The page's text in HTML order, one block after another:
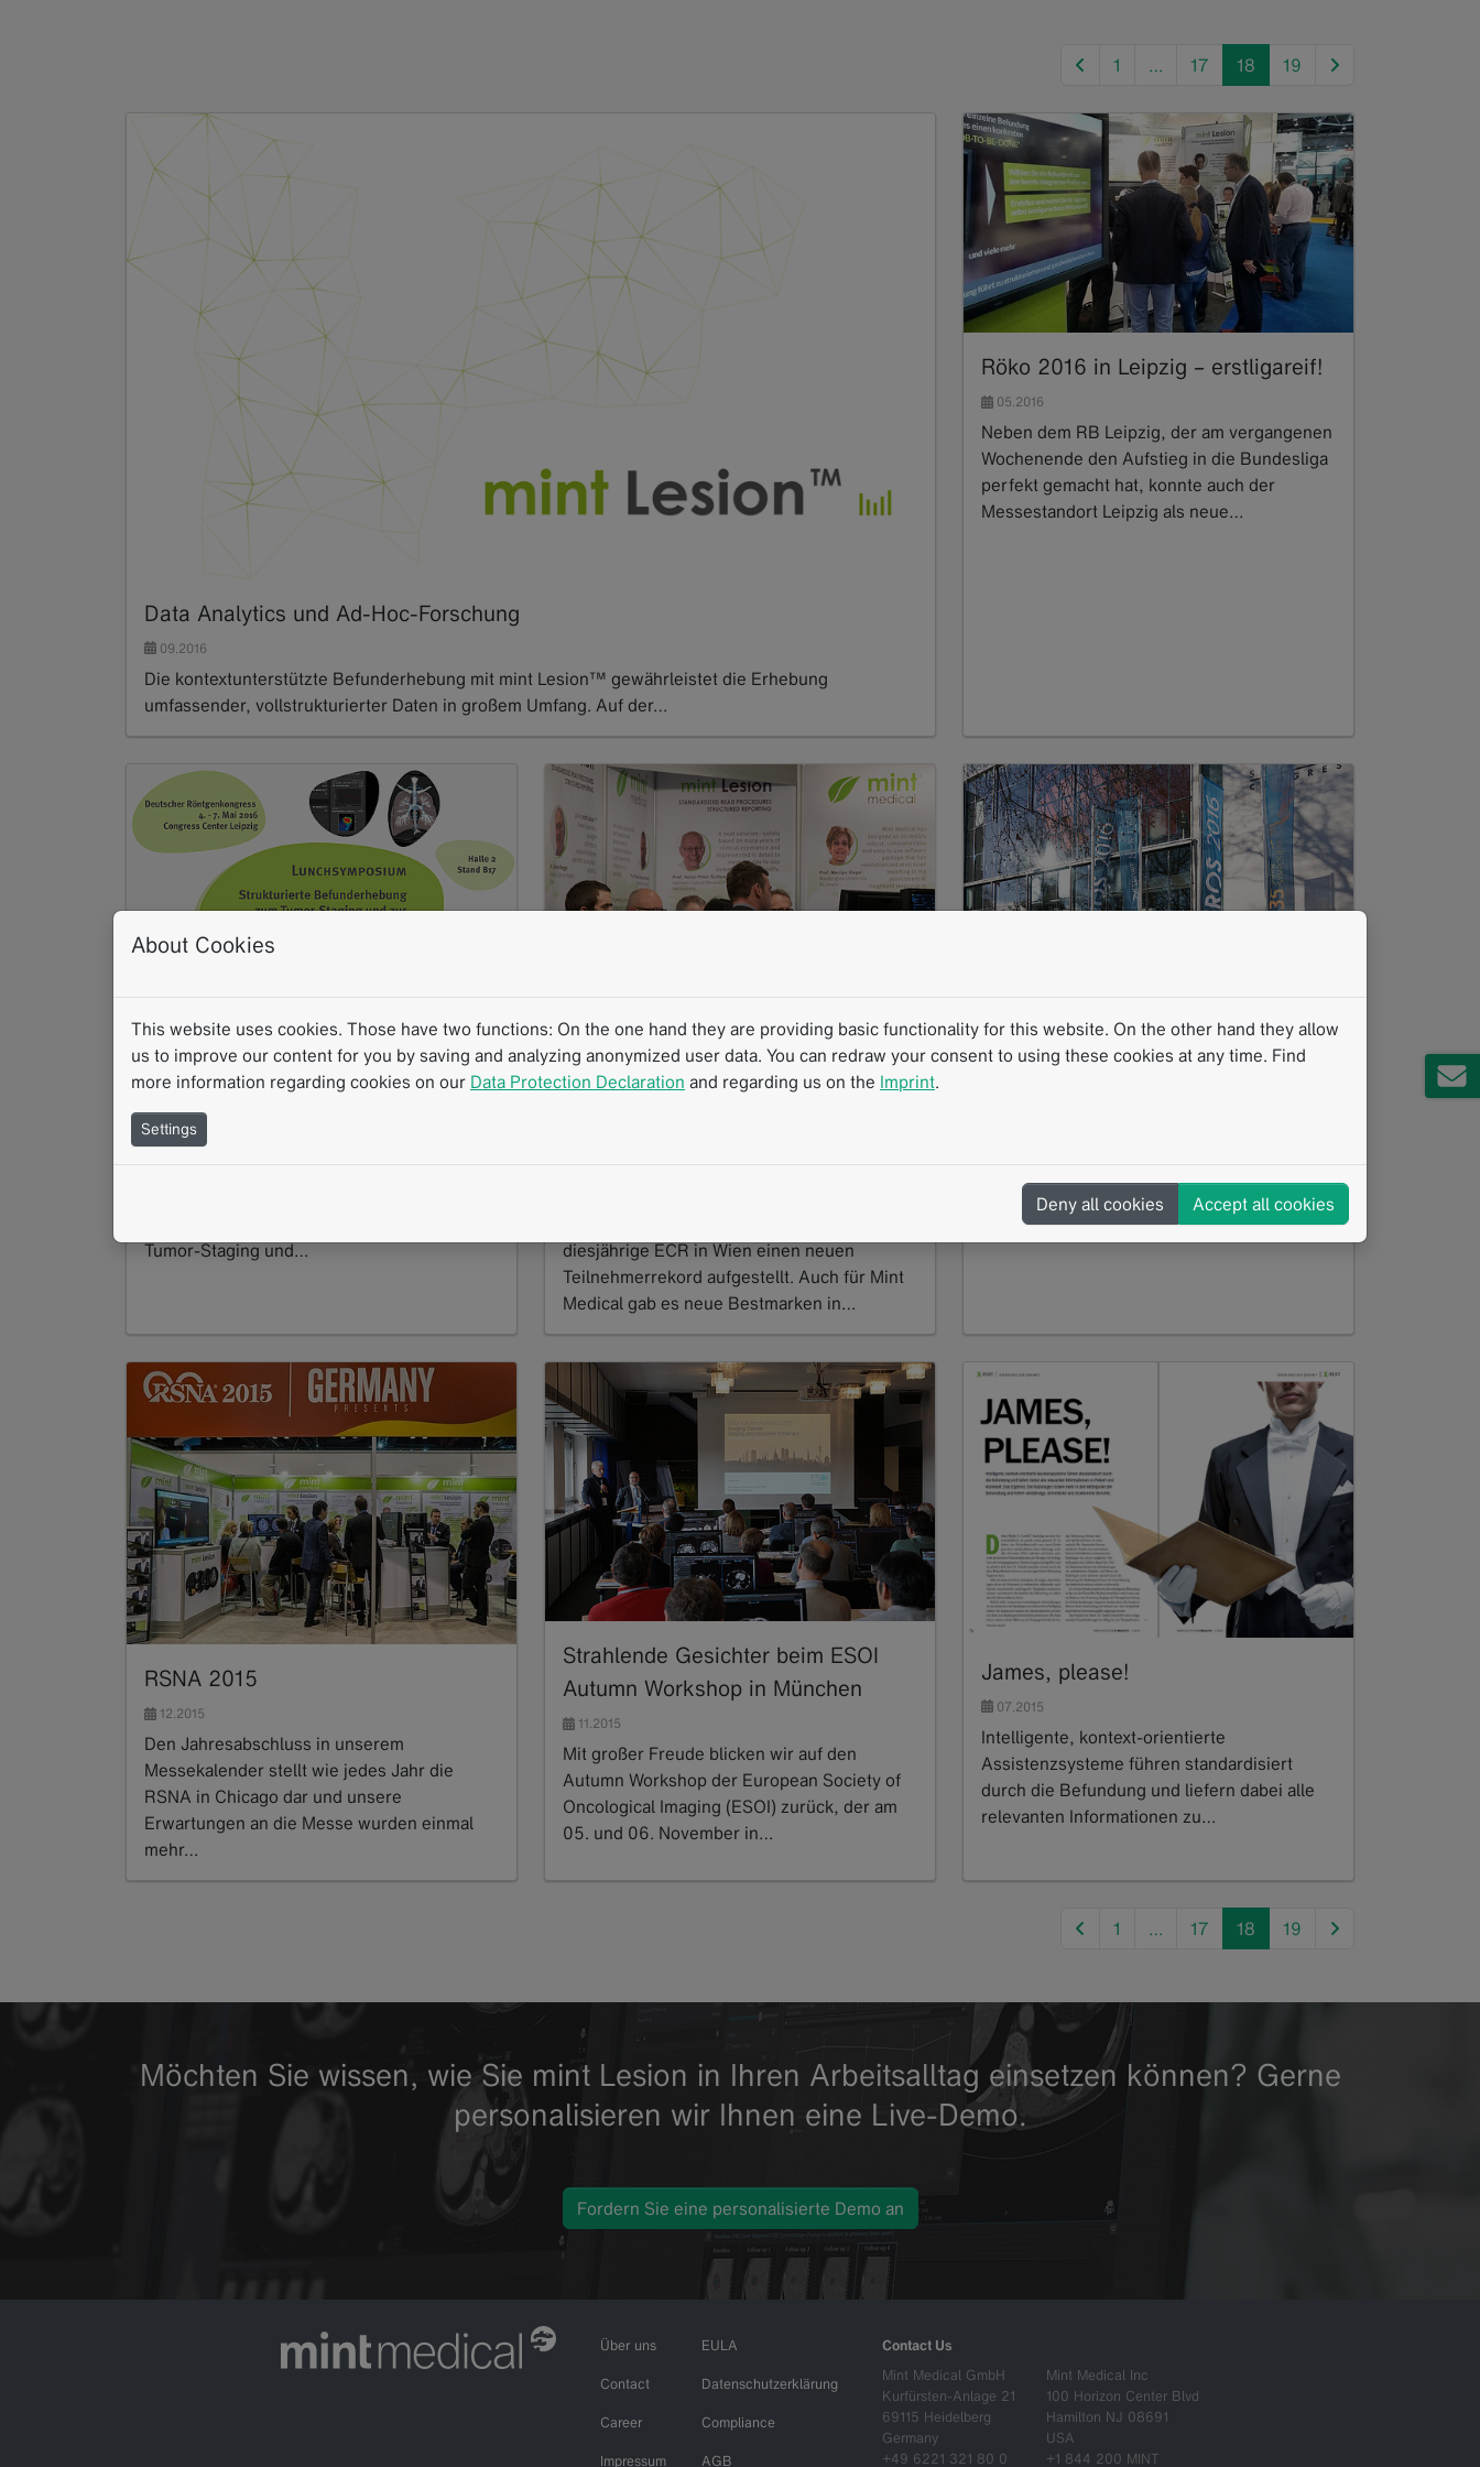
previous
1 … 17 18 19
Data Analytics und Ad-Hoc-Forschung
09.2016
Die kontextunterstützte Befunderhebung mit mint Lesion™ gewährleistet die Erhebung
umfassender, vollstrukturierter Daten in großem Umfang. Auf der…
Röko 2016 in Leipzig – erstligareif!
05.2016
Neben dem RB Leipzig, der am vergangenen
Wochenende den Aufstieg in die Bundesliga
perfekt gemacht hat, konnte auch der
Messestandort Leipzig als neue…
Lunchsymposium auf dem Röko in
Leipzig
03.2016
Das Symposium findet am Freitag, den 6. Mai
Tumor-Staging und…
Befundung in aller Munde
diesjährige ECR in Wien einen neuen
Teilnehmerrekord aufgestellt. Auch für Mint
Medical gab es neue Bestmarken in…
Messesaison 2016 auf IROS in
Dreiländertagung der Deutschen,
Österreichischen und Schweizerischen
RSNA 2015
12.2015
Den Jahresabschluss in unserem
Messekalender stellt wie jedes Jahr die
RSNA in Chicago dar und unsere
Erwartungen an die Messe wurden einmal
mehr…
Strahlende Gesichter beim ESOI
Autumn Workshop in München
11.2015
Mit großer Freude blicken wir auf den
Autumn Workshop der European Society of
Oncological Imaging (ESOI) zurück, der am
05. und 06. November in…
James, please!
07.2015
Intelligente, kontext-orientierte
Assistenzsysteme führen standardisiert
durch die Befundung und liefern dabei alle
relevanten Informationen zu…
previous
1 … 17 18 19
Möchten Sie wissen, wie Sie mint Lesion in Ihren Arbeitsalltag einsetzen können? Gerne
personalisieren wir Ihnen eine Live-Demo.
Fordern Sie eine personalisierte Demo an
Über uns
Contact
Career
Impressum
EULA
Datenschutzerklärung
Compliance
AGB
Contact Us
Mint Medical GmbH
Kurfürsten-Anlage 21
69115 Heidelberg
Germany
+49 6221 321 80 0
Mint Medical Inc
100 Horizon Center Blvd
Hamilton NJ 08691
USA
+1 844 200 MINT
About Cookies
This website uses cookies. Those have two functions: On the one hand they are providing basic functionality for this website. On the other hand they allow
us to improve our content for you by saving and analyzing anonymized user data. You can redraw your consent to using these cookies at any time. Find
more information regarding cookies on our Data Protection Declaration and regarding us on the Imprint.
Settings
Deny all cookies Accept all cookies